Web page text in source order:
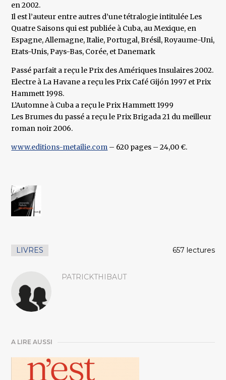
en 2002.
Il est l’auteur entre autres d’une tétralogie intitulée Les
Quatre Saisons qui est publiée à Cuba, au Mexique, en
Espagne, Allemagne, Italie, Portugal, Brésil, Royaume-Uni,
Etats-Unis, Pays-Bas, Corée, et Danemark
Passé parfait a reçu le Prix des Amériques Insulaires 2002.
Electre à La Havane a reçu les Prix Café Gijón 1997 et Prix
Hammett 1998.
L’Automne à Cuba a reçu le Prix Hammett 1999
Les Brumes du passé a reçu le Prix Brigada 21 du meilleur
roman noir 2006.
www.editions-metailie.com – 620 pages – 24,00 €.
LIVRES 657 lectures
PATRICKTHIBAUT
A LIRE AUSSI